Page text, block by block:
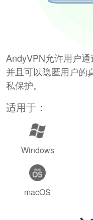
AndyVPN允许用户
并且可以隐匿用户的
私保护。
适用于：
Windows
macOS